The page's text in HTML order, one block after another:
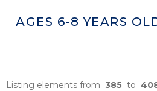
AGES 6-8 YEARS
Listing elements from 385 to